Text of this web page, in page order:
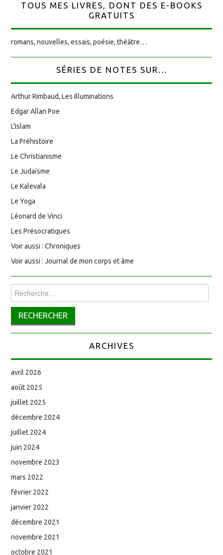
TOUS MES LIVRES, DONT DES E-BOOKS
GRATUITS
romans, nouvelles, essais, poésie, théâtre…
SÉRIES DE NOTES SUR...
Arthur Rimbaud, Les Illuminations
Edgar Allan Poe
L'Islam
La Préhistoire
Le Christianisme
Le Judaïsme
Le Kalevala
Le Yoga
Léonard de Vinci
Les Présocratiques
Voir aussi : Chroniques
Voir aussi : Journal de mon corps et âme
Rechercher :
ARCHIVES
avril 2026
août 2025
juillet 2025
décembre 2024
juillet 2024
juin 2024
novembre 2023
mars 2022
février 2022
janvier 2022
décembre 2021
novembre 2021
octobre 2021